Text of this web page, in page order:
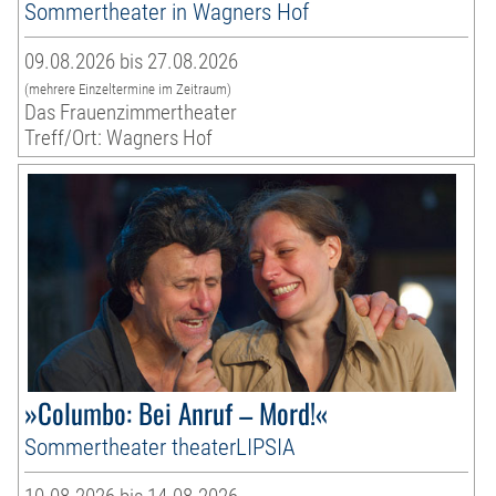
Sommertheater in Wagners Hof
09.08.2026 bis 27.08.2026
(mehrere Einzeltermine im Zeitraum)
Das Frauenzimmertheater
Treff/Ort: Wagners Hof
»Columbo: Bei Anruf – Mord!«
Sommertheater theaterLIPSIA